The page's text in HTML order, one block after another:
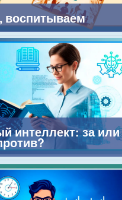
воспитываем
интеллект: за или